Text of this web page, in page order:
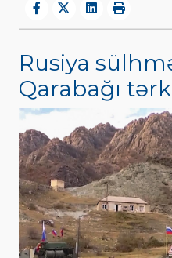
Rusiya
Qarabağı